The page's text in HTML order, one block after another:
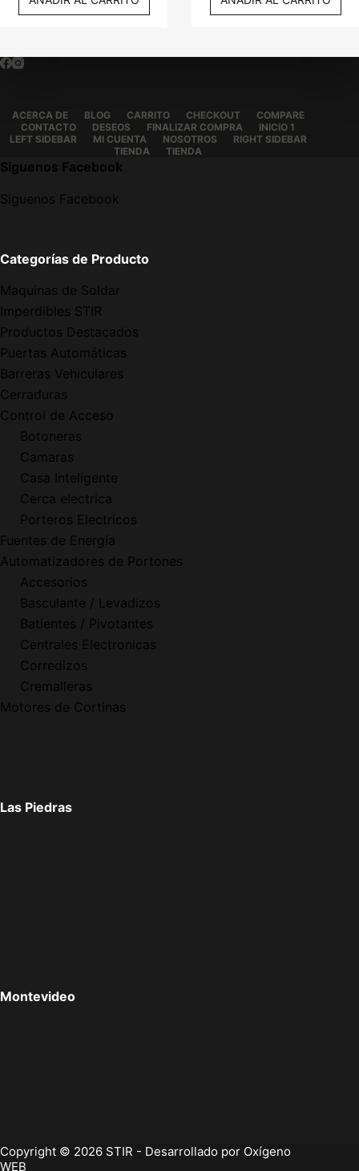
Original
Actual
ACERCA DE BLOG CARRITO CHECKOUT
COMPARE
CONTACTO
DESEOS FINALIZAR COMPRA
INICIO 1
LEFT SIDEBAR
MI CUENTA NOSOTROS
RIGHT SIDEBAR
TIENDA
TIENDA
Siguenos Facebook
Siguenos Facebook
Categorías de Producto
Maquinas de Soldar
Imperdibles STIR
Productos Destacados
Puertas Automáticas
Barreras Vehiculares
Cerraduras
Control de Acceso
Botoneras
Camaras
Casa Inteligente
Cerca electrica
Porteros Electricos
Fuentes de Energía
Automatizadores de Portones
Accesorios
Basculante / Levadizos
Batientes / Pivotantes
Centrales Electronicas
Corredizos
Cremalleras
Motores de Cortinas
Las Piedras
Montevideo
Copyright © 2026 STIR - Desarrollado por Oxígeno
WEB